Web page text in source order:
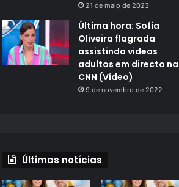
21 de maio de 2023
Última hora: Sofia
Oliveira flagrada
assistindo videos
adultos em directo na
CNN (Vídeo)
9 de novembro de 2022
Últimas notícias